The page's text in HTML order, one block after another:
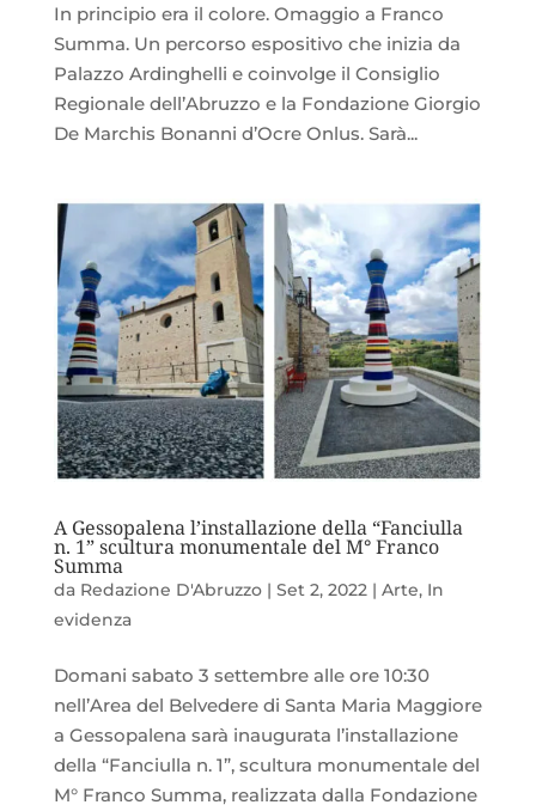
In principio era il colore. Omaggio a Franco
Summa. Un percorso espositivo che inizia da
Palazzo Ardinghelli e coinvolge il Consiglio
Regionale dell’Abruzzo e la Fondazione Giorgio
De Marchis Bonanni d’Ocre Onlus. Sarà...
A Gessopalena l’installazione della “Fanciulla
n. 1” scultura monumentale del M° Franco
Summa
da Redazione D'Abruzzo| Set 2, 2022 | Arte, In
evidenza
Domani sabato 3 settembre alle ore 10:30
nell’Area del Belvedere di Santa Maria Maggiore
a Gessopalena sarà inaugurata l’installazione
della “Fanciulla n. 1”, scultura monumentale del
M° Franco Summa, realizzata dalla Fondazione